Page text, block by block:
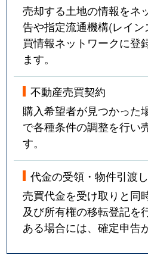
売却する土地の情報をネ
告や指定流通機構(レイ
買情報ネットワークに登
ます。
不動産売買契約
購入希望者が見つかった
で各種条件の調整を行い
す。
代金の受領・物件引渡し
売買代金を受け取りと同
及び所有権の移転登記を
ある場合には、確定申告